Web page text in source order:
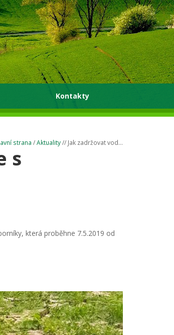
Kontakty
strana /Aktuality// Jak zadržovat vod...
s
která proběhne 7.5.2019 od